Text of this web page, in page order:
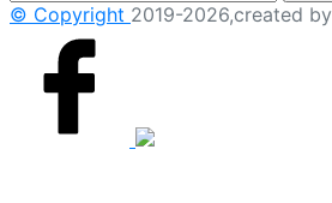
© Copyright 2019-2026,created by